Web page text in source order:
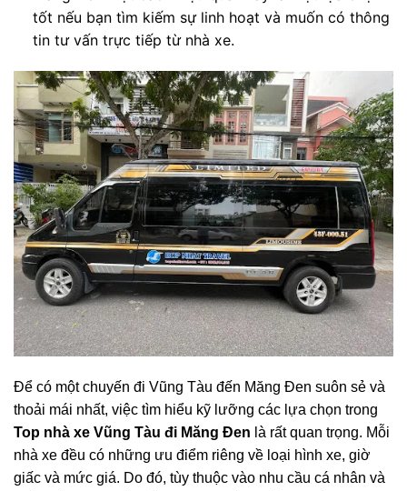
tốt nếu bạn tìm kiếm sự linh hoạt và muốn có thông
tin tư vấn trực tiếp từ nhà xe.
Để có một chuyến đi Vũng Tàu đến Măng Đen suôn sẻ và
thoải mái nhất, việc tìm hiểu kỹ lưỡng các lựa chọn trong
Top nhà xe Vũng Tàu đi Măng Đen là rất quan trọng. Mỗi
nhà xe đều có những ưu điểm riêng về loại hình xe, giờ
giấc và mức giá. Do đó, tùy thuộc vào nhu cầu cá nhân và